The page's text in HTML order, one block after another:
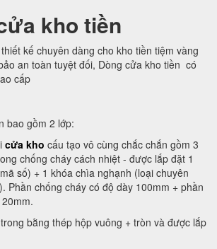
kho tiền
kế chuyên dàng cho kho tiền tiệm vàng
an toàn tuyệt đối, Dòng cửa kho tiền có
cấp
bao gồm 2 lớp:
cửa kho cấu tạo vô cùng chắc chắn gồm 3
chống cháy cách nhiệt - được lắp đặt 1
số) + 1 khóa chìa nghạnh (loại chuyên
Phần chống cháy có độ dày 100mm + phần
bằng thép hộp vuông + tròn và được lắp